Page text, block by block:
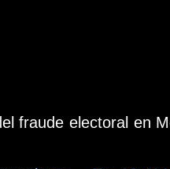
fraude electoral en